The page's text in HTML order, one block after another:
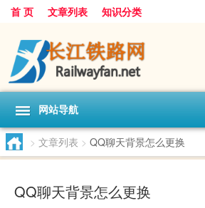
首 页 文章列表 知识分类
网站导航
> 文章列表 > QQ聊天背景怎么更换
QQ聊天背景怎么更换